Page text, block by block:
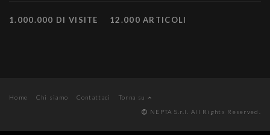
1.000.000 DI VISITE 12.000 ARTICOLI
Home Chi siamo Contattaci
Torna su
NEPTA S.r.l. All Rights Reserved.